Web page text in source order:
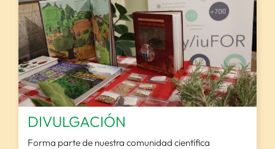
DIVULGACIÓN
Forma parte de nuestra comunidad científica